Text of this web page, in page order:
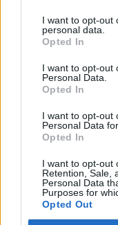
I want to opt-out
personal data.
Opted In
I want to opt-out
Personal Data.
Opted In
I want to opt-out
Personal Data
Opted In
I want to opt-out
Retention, Sale,
Personal Data
Purposes for
Opted Out
Αντώνης και